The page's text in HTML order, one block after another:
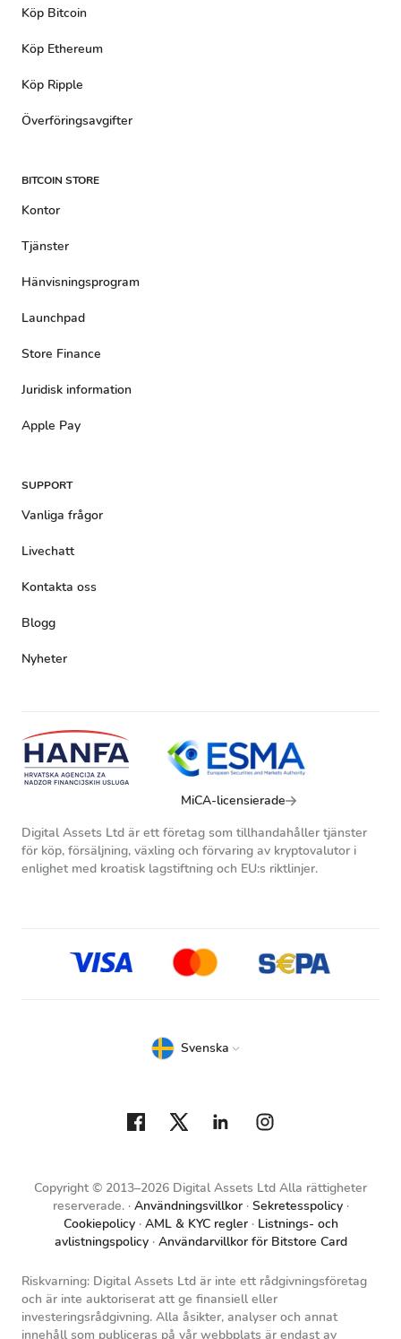
Köp Bitcoin
Köp Ethereum
Köp Ripple
Överföringsavgifter
BITCOIN STORE
Kontor
Tjänster
Hänvisningsprogram
Launchpad
Store Finance
Juridisk information
Apple Pay
SUPPORT
Vanliga frågor
Livechatt
Kontakta oss
Blogg
Nyheter
MiCA-licensierade
Digital Assets Ltd är ett företag som tillhandahåller tjänster
för köp, försäljning, växling och förvaring av kryptovalutor i
enlighet med kroatisk lagstiftning och EU:s riktlinjer.
Copyright © 2013–2026 Digital Assets Ltd Alla rättigheter
reserverade.
Användningsvillkor
Sekretesspolicy
Cookiepolicy
AML & KYC regler
Listnings- och
avlistningspolicy
Användarvillkor för Bitstore Card
Svenska
Riskvarning: Digital Assets Ltd är inte ett rådgivningsföretag
och är inte auktoriserat att ge finansiell eller
investeringsrådgivning. Alla åsikter, analyser och annat
innehåll som publiceras på vår webbplats är endast av